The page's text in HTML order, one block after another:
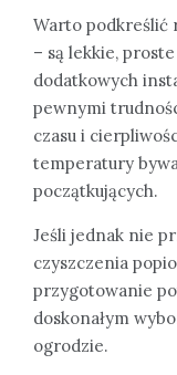
Warto podkreślić
– są lekkie,
dodatkowych
pewnymi
czasu i
temperatury
początkujących.
Jeśli jednak nie
czyszczenia
przygotowanie
doskonałym
ogrodzie.